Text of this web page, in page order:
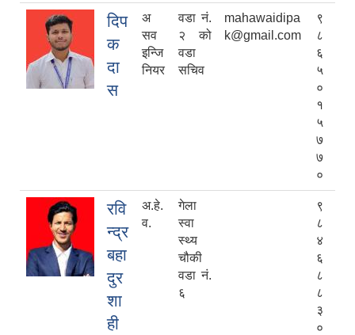
दिप
क
दा
स
अ
सव
इन्जि
नियर
वडा नं.
२ को
वडा
सचिव
mahawaidipa
k@gmail.com
९
८
६
५
०
१
५
७
७
०
रवि
न्द्र
बहा
दुर
शा
ही
अ.हे.
व.
गेला
स्वा
स्थ्य
चौकी
वडा नं.
६
९
८
४
६
८
८
३
०